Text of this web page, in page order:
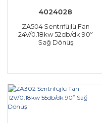
4024028
ZA504 Sentrifüjlü Fan
24V/0.18kw 52db/dk 90º
Sağ Dönüş